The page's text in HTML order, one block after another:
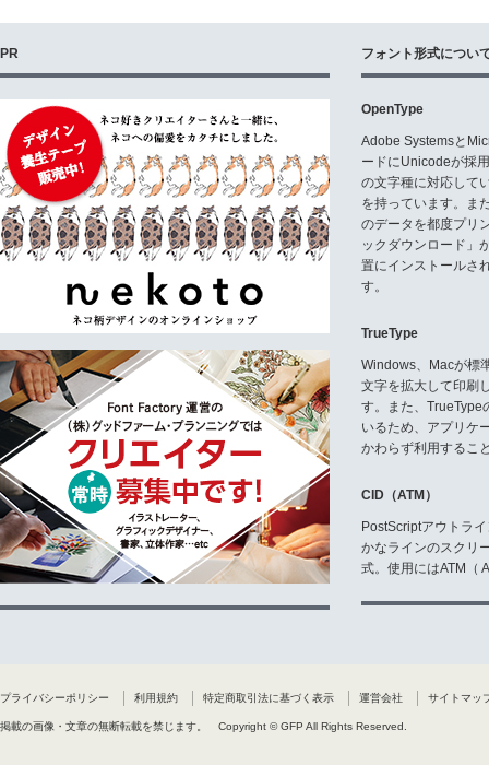
PR フォント形式につい
OpenType
Adobe Systemsと
ードにUnicodeが採
の文字種に対応して
を持っています。ま
のデータを都度プリ
ックダウンロード」
置にインストールさ
す。
TrueType
Windows、Macが標
文字を拡大して印刷
す。また、TrueType
いるため、アプリケ
かわらず利用するこ
CID（ATM）
PostScriptアウトラ
かなラインのスクリ
式。使用にはATM（
プライバシーポリシー 利用規約 特定商取引法に基づく表示 運営会社 サイトマッ
掲載の画像・文章の無断転載を禁じます。 Copyright © GFP All Rights Reserved.